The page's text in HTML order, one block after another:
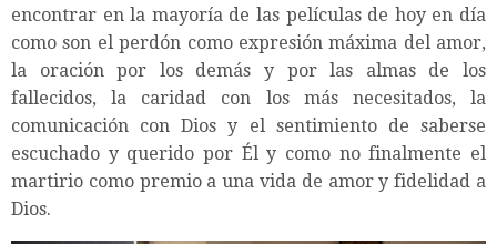
encontrar en la mayoría de las películas de hoy en día
como son el perdón como expresión máxima del amor,
la oración por los demás y por las almas de los
fallecidos, la caridad con los más necesitados, la
comunicación con Dios y el sentimiento de saberse
escuchado y querido por Él y como no finalmente el
martirio como premio a una vida de amor y fidelidad a
Dios.